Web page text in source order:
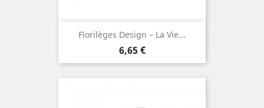
Florilèges Design – La Vie...
Prix
6,65 €